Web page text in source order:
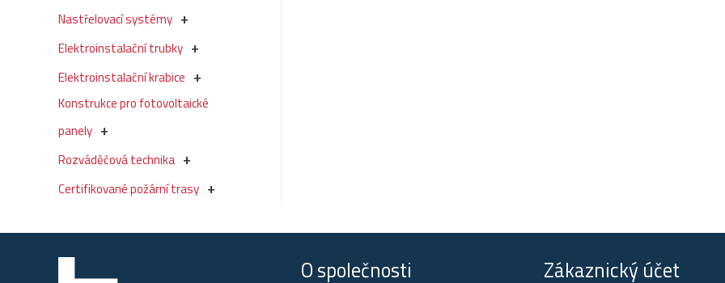
Nastřelovací systémy
Elektroinstalační trubky
Elektroinstalační krabice
Konstrukce pro fotovoltaické
panely
Rozváděčová technika
Certifikované požární trasy
O společnosti Zákaznický účet